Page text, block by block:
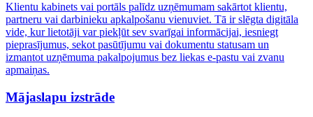
Klientu kabinets vai portāls palīdz uzņēmumam sakārtot klientu,
partneru vai darbinieku apkalpošanu vienuviet. Tā ir slēgta digitāla
vide, kur lietotāji var piekļūt sev svarīgai informācijai, iesniegt
pieprasījumus, sekot pasūtījumu vai dokumentu statusam un
izmantot uzņēmuma pakalpojumus bez liekas e-pastu vai zvanu
apmaiņas.
Mājaslapu izstrāde